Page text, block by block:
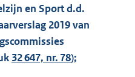
en Sport d.d.
2019 van
32 647, nr. 78);